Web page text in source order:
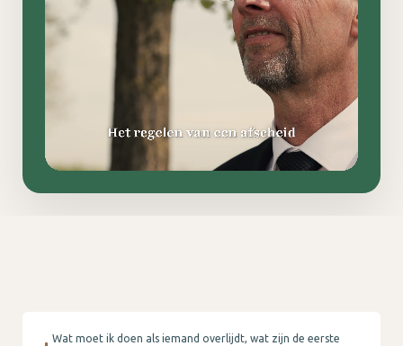
Wat moet ik doen als iemand overlijdt, wat zijn de eerste